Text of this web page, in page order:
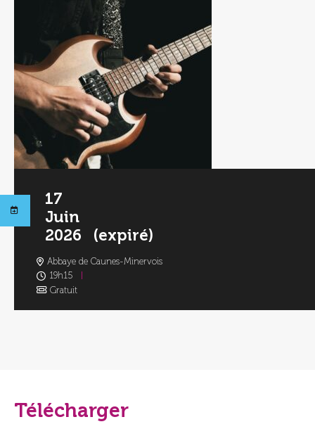
17
Juin
2026
(expiré)
Abbaye de Caunes-Minervois
19h15
Gratuit
Télécharger